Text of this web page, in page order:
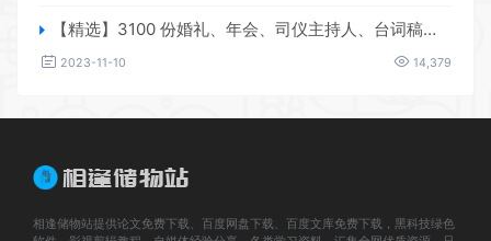
【精选】3100 份婚礼、年会、司仪主持人、台词稿、节日生日、晚会、开场、开场白素材
2023-11-10 14,379
相逢储物站提供论文免费下载、百度网盘下载、百度文库免费下载，黑科技绿色